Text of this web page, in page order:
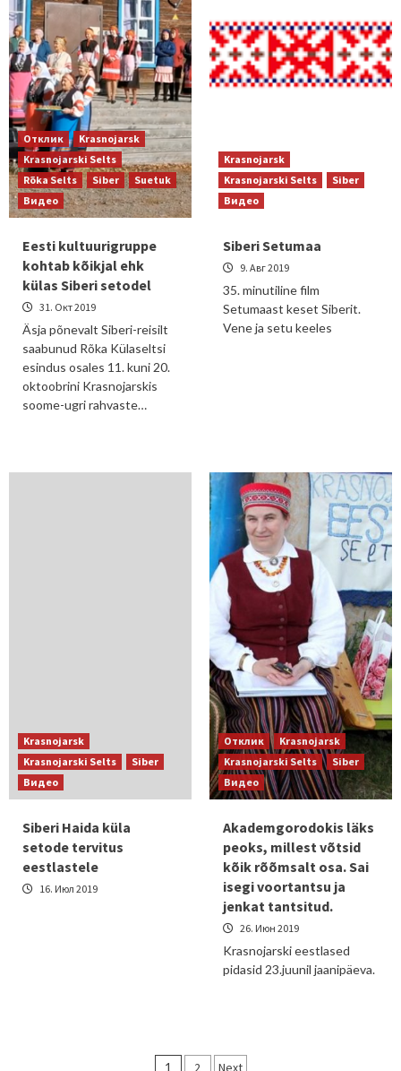
Отклик
Krasnojarsk
Krasnojarski Selts
Rõka Selts
Siber
Suetuk
Видео
Eesti kultuurigruppe
kohtab kõikjal ehk
külas Siberi setodel
31. Окт 2019
Äsja põnevalt Siberi-reisilt
saabunud Rõka Külaseltsi
esindus osales 11. kuni 20.
oktoobrini Krasnojarskis
soome-ugri rahvaste…
Krasnojarsk
Krasnojarski Selts
Siber
Видео
Siberi Setumaa
9. Авг 2019
35. minutiline film
Setumaast keset Siberit.
Vene ja setu keeles
Krasnojarsk
Krasnojarski Selts
Siber
Видео
Siberi Haida küla
setode tervitus
eestlastele
16. Июл 2019
Отклик
Krasnojarsk
Krasnojarski Selts
Siber
Видео
Akademgorodokis läks
peoks, millest võtsid
kõik rõõmsalt osa. Sai
isegi voortantsu ja
jenkat tantsitud.
26. Июн 2019
Krasnojarski eestlased
pidasid 23.juunil jaanipäeva.
1 2 Next